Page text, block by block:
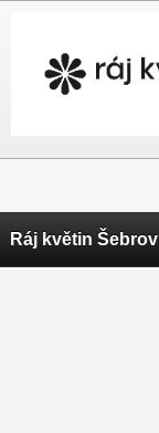
Ráj květin Šebrov